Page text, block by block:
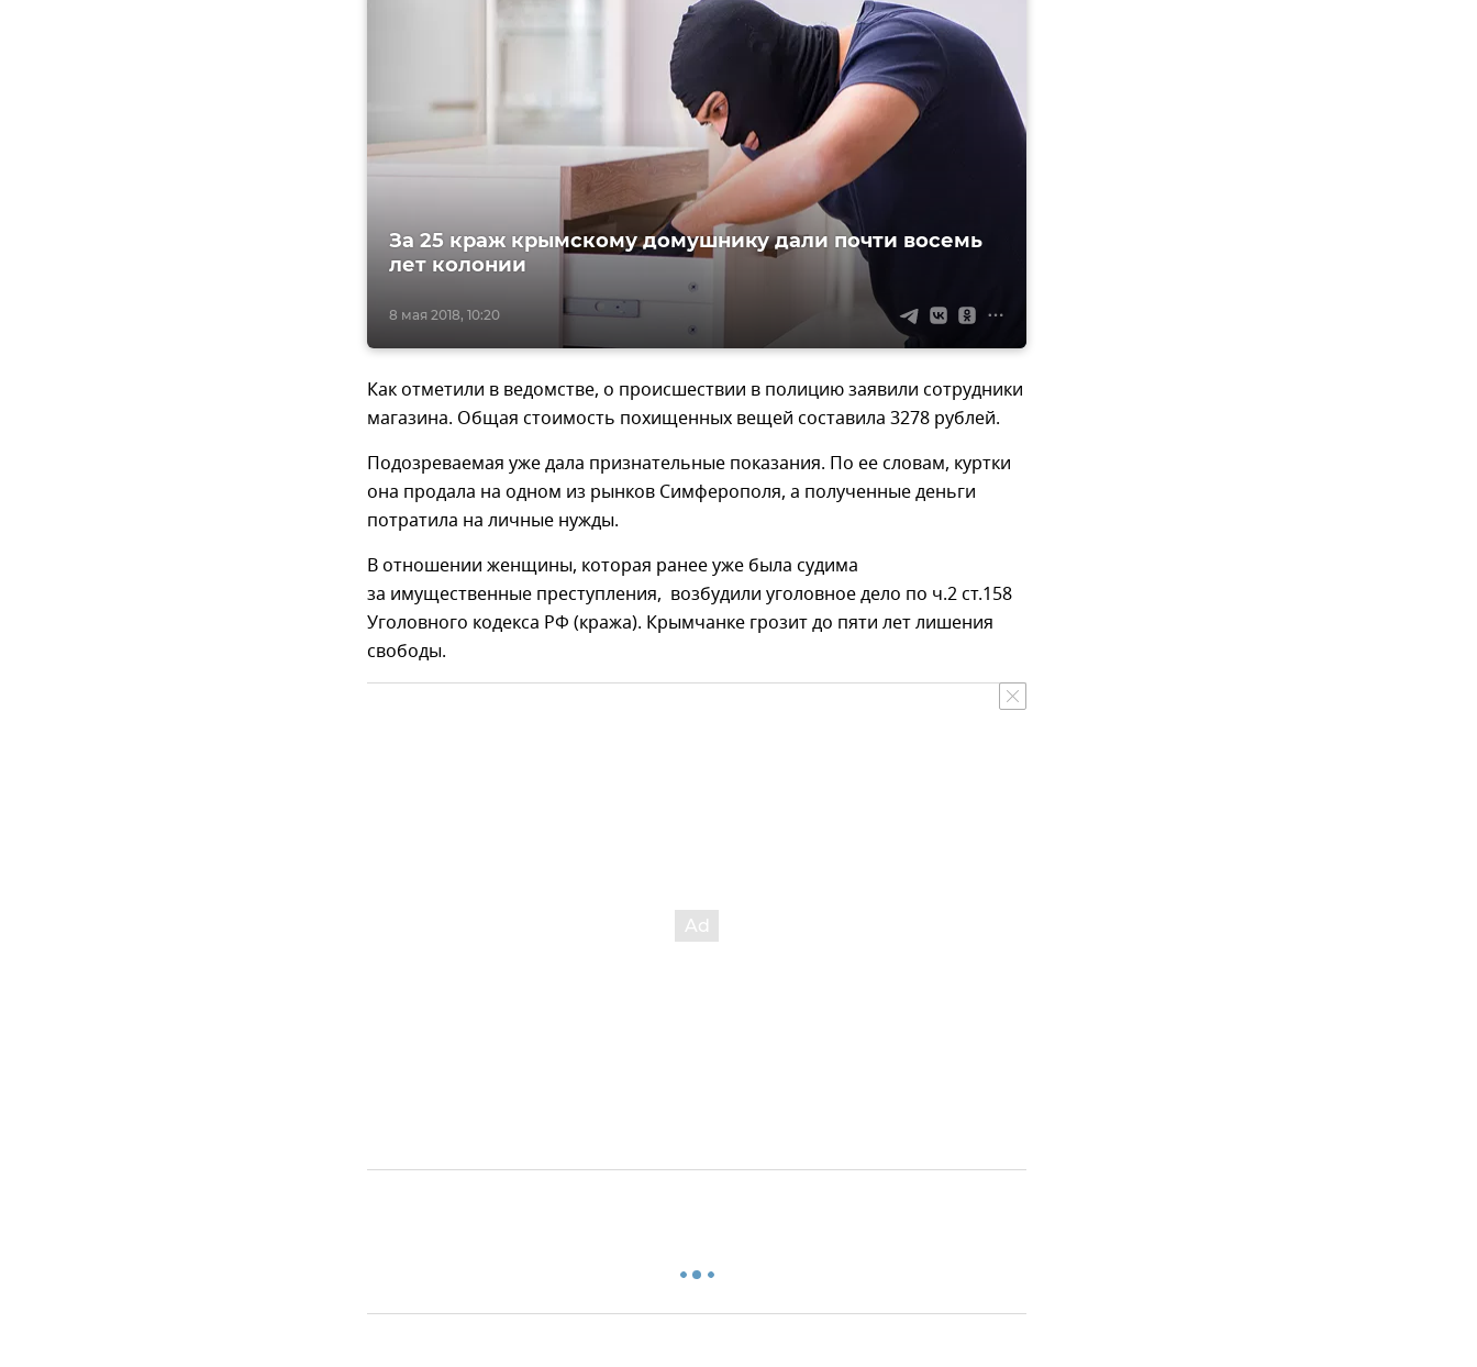
8 мая 2018, 10:20
За 25 краж крымскому домушнику дали почти восемь
лет колонии
Как отметили в ведомстве, о происшествии в полицию заявили сотрудники
магазина. Общая стоимость похищенных вещей составила 3278 рублей.
Подозреваемая уже дала признательные показания. По ее словам, куртки
она продала на одном из рынков Симферополя, а полученные деньги
потратила на личные нужды.
В отношении женщины, которая ранее уже была судима
за имущественные преступления, возбудили уголовное дело по ч.2 ст.158
Уголовного кодекса РФ (кража). Крымчанке грозит до пяти лет лишения
свободы.